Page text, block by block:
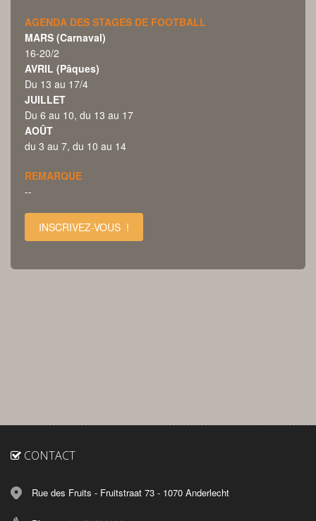
AGENDA DES STAGES DE FOOTBALL
MARS (Carnaval)
16-20/2
AVRIL (Pâques)
Du 13 au 17/4
JUILLET
Du 6 au 10, du 13 au 17
AOÛT
du 3 au 7, du 10 au 14
REMARQUE
--
INSCRIVEZ-VOUS !
CONTACT
Rue des Fruits - Fruitstraat 73 - 1070 Anderlecht